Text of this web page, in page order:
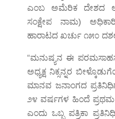
ಎಂಬ ಅಮೆರಿಕ ದೇಶದ
ಸಂಕ್ಷೇಪ ನಾಮ)
ಹಾರಾಟದ ಖರ್ಚು ೧೫೦
“ಮನುಷ್ಯನ ಈ
ಅಧ್ಯಕ್ಷ ನಿಕ್ಸನ್ನರ
ಮಾನವ ಜನಾಂಗದ
೨೪ ವರ್ಷಗಳ ಹಿಂದೆ ಪ್ರಥಮ
ಎಂದು ಒಬ್ಬ ಪತ್ರಿಕಾ